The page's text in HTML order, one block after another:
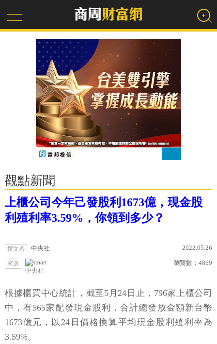
觀點新聞
上櫃公司今年己發股利1673億，現金股
利殖利率3.59%，你領到多少？
撰文者 中央社 2022.05.26
來源
中央社
瀏覽數： 4869
根據櫃買中心統計，截至5月24日止，796家上櫃公司
中，有565家配發現金股利，合計總發放金額新台幣
1673億元，以24日價格換算平均現金股利殖利率為
3.59%。